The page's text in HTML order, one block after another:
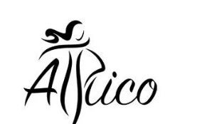
Перейти
навигации
Перейти
содержимому